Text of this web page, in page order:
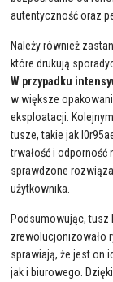
autentyczność oraz
Należy również
które drukują
W przypadku
w większe
eksploatacji.
tusze, takie jak
trwałość i odporność
sprawdzone
użytkownika.
Podsumowując, tusz
zrewolucjonizowało
sprawiają, że jest on
jak i biurowego.